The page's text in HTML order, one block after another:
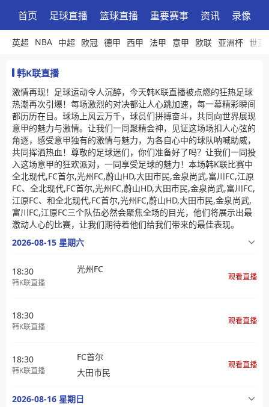
首页 足球直播 篮球直播 重要赛事 资讯 录像
英超 NBA 中超 欧冠 德甲 西甲 法甲 意甲 欧联 亚洲杯 世亚
韩K联直播
激情再现！足球运动令人沉醉，今天韩K联直播被点燃的狂热足球
热潮再次引爆！每场激烈的对决都让人心跳加速，每一幕精彩瞬间
都历历在目。球场上风云万千，球员们拼搏奋斗，共同向世界展现
意甲的魅力与激情。让我们一同聚精会神，见证这场场扣人心弦的
角逐，感受意甲独有的激情与魅力，为各自心中的球队呐喊助威，
共同挥洒热血！尊敬的足球迷们，你们准备好了吗？让我们一同投
入这场意甲的狂欢派对，一同享受足球的魅力！本场韩K联比赛中
全北现代,FC首尔,光州FC,蔚山HD,大田市民,金泉尚武,富川FC,江原
FC、全北现代,FC首尔,光州FC,蔚山HD,大田市民,金泉尚武,富川FC,
江原FC、和全北现代,FC首尔,光州FC,蔚山HD,大田市民,金泉尚武,
富川FC,江原FC三个队伍必然会聚焦全场的目光，他们将展示出最
激动人心的比赛，让我们期待着他们给我们带来的最佳表现。
2026-08-15 星期六
18:30
韩K联直播
光州FC
观看直播
18:30
韩K联直播
观看直播
18:30
韩K联直播
FC首尔
大田市民
观看直播
2026-08-16 星期日